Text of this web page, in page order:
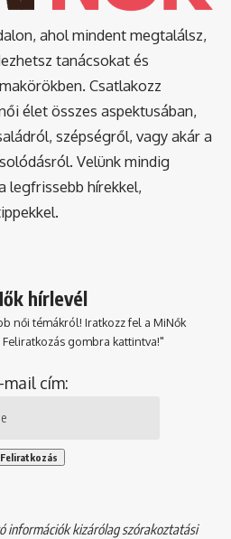
ahol mindent megtalálsz,
tanácsokat és
Csatlakozz
élet összes aspektusában,
szépségről, vagy akár a
Velünk mindig
legfrissebb hírekkel,
hírlevél
női témákról! Iratkozz fel a MiNők
gombra kattintva!"
mail cím:
információk kizárólag szórakoztatási